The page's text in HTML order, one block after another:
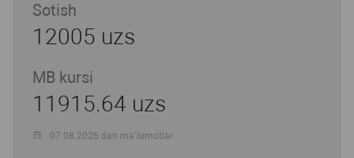
Sotish
12005 uzs
MB kursi
11915.64 uzs
07.08.2026 dan ma’lumotlar